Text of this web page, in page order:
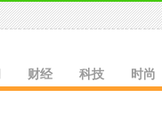
财经 科技 时尚